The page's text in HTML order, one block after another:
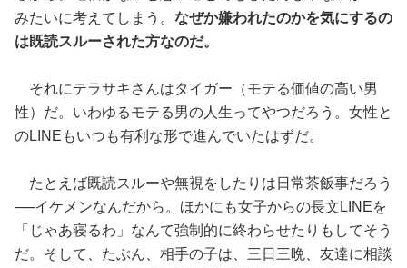
みたいに考えてしまう。 なぜか嫌われたのかを気にするの
は既読スルーされた方なのだ。
それにテラサキさんはタイガー（モテる価値の高い男
性）だ。いわゆるモテる男の人生ってやつだろう。女性と
のLINEもいつも有利な形で進んでいたはずだ。
たとえば既読スルーや無視をしたりは日常茶飯事だろう
──イケメンなんだから。ほかにも女子からの長文LINEを
「じゃあ寝るわ」なんて強制的に終わらせたりもしてそう
だ。そして、たぶん、相手の子は、三日三晩、友達に相談